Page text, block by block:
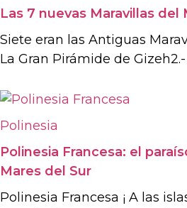
Las 7 nuevas Maravillas del
Siete eran las Antiguas
La Gran Pirámide de Gizeh2.-
Polinesia
Polinesia Francesa: el
Mares del Sur
Polinesia Francesa ¡ A las